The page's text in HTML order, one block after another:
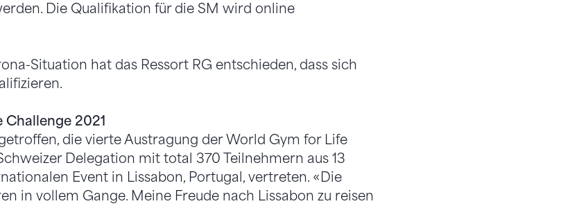
Die Qualifikation für die SM wird online
Situation hat das Ressort RG entschieden, dass sich
2021
die vierte Austragung der World Gym for Life
Delegation mit total 370 Teilnehmern aus 13
Event in Lissabon, Portugal, vertreten. «Die
in vollem Gange. Meine Freude nach Lissabon zu reisen